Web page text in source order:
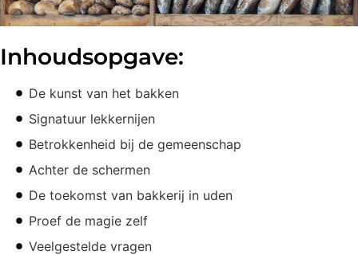
Inhoudsopgave:
De kunst van het bakken
Signatuur lekkernijen
Betrokkenheid bij de gemeenschap
Achter de schermen
De toekomst van bakkerij in uden
Proef de magie zelf
Veelgestelde vragen